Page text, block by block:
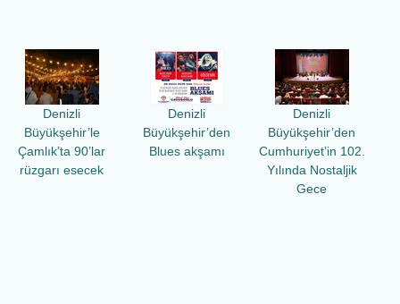
Denizli
Büyükşehir’le
Çamlık’ta 90’lar
rüzgarı esecek
Denizli
Büyükşehir’den
Blues akşamı
Denizli
Büyükşehir’den
Cumhuriyet’in 102.
Yılında Nostaljik
Gece